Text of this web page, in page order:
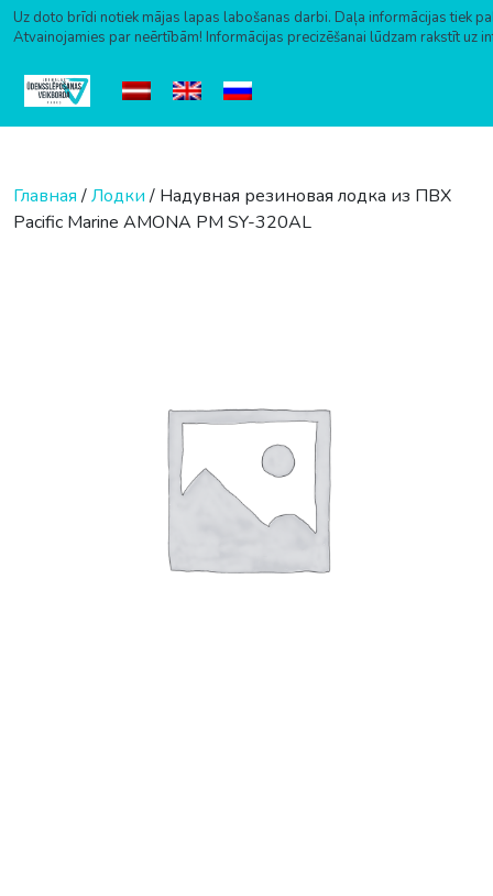
Uz doto brīdi notiek mājas lapas labošanas darbi. Daļa informācijas tiek
Atvainojamies par neērtībām! Informācijas precizēšanai lūdzam rakstīt uz
Главная/Лодки/ Надувная резиновая лодка из ПВХ
Pacific Marine AMONA PM SY-320AL